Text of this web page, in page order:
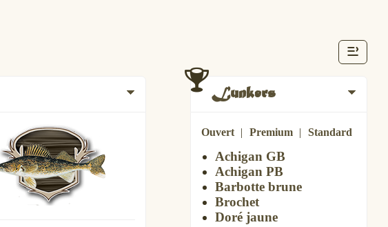
Lunkers
Ouvert Premium Standard
Achigan GB
Achigan PB
Barbotte brune
Brochet
Doré jaune